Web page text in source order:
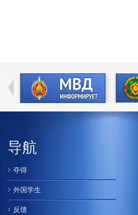
导航
夺得
外国学生
反馈